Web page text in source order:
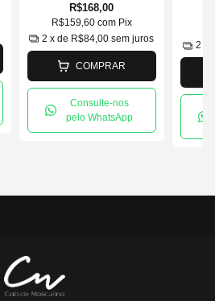
R$168,00
R$159,60com Pix
2 x de R$84,00 sem juros
COMPRAR
Consulte-nos
pelo WhatsApp
2